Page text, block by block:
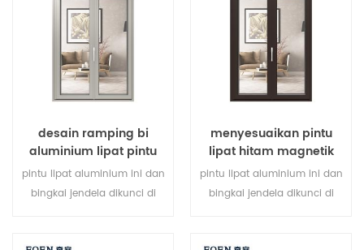
memenuhi berbagai
kebutuhan arsitektur.
desain ramping bi
aluminium lipat pintu
kaca ganda
pintu lipat aluminium ini dan
bingkai jendela dikunci di
menyesuaikan pintu
lipat hitam magnetik
besar penggunaan
tahan lama
pintu lipat aluminium ini dan
bingkai jendela dikunci di